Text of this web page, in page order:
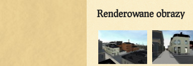
Renderowane obrazy